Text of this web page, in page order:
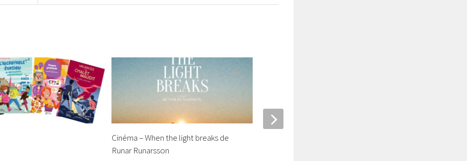
Cinéma – When the light breaks de
Runar Runarsson